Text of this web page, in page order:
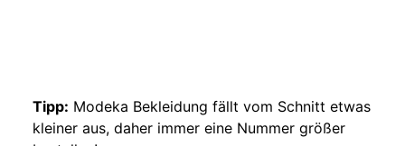
Tipp: Modeka Bekleidung fällt vom Schnitt etwas
kleiner aus, daher immer eine Nummer größer